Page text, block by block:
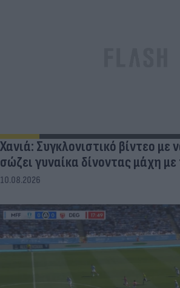
Χανιά: Συγκλονιστικό βίντεο
σώζει γυναίκα δίνοντας μάχη
10.08.2026